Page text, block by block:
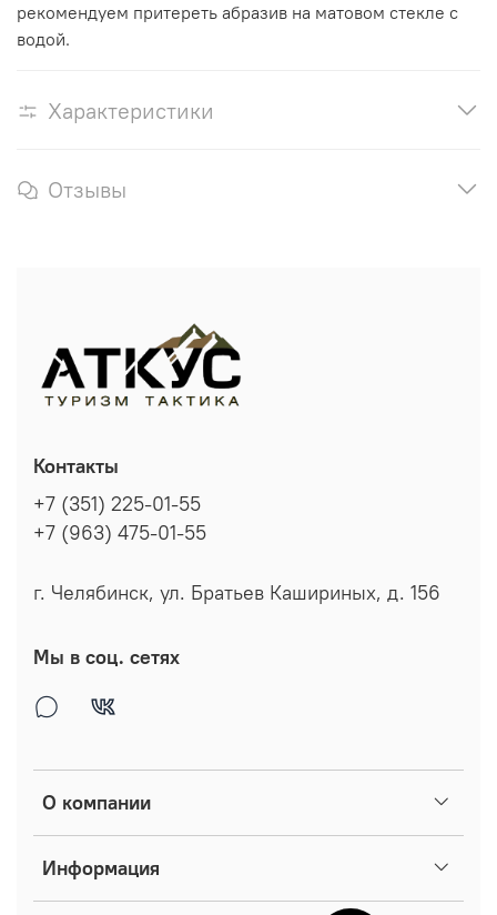
рекомендуем притереть абразив на матовом стекле с
водой.
Характеристики
Отзывы
О компании
Информация
Контакты
+7 (351) 225-01-55
+7 (963) 475-01-55
г. Челябинск, ул. Братьев Кашириных, д. 156
Мы в соц. сетях